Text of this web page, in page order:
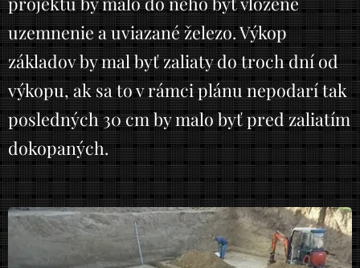
uzemnenie a uviazané železo. Výkop
základov by mal byť zaliaty do troch dní od
výkopu, ak sa to v rámci plánu nepodarí tak
posledných 30 cm by malo byť pred zaliatím
dokopaných.